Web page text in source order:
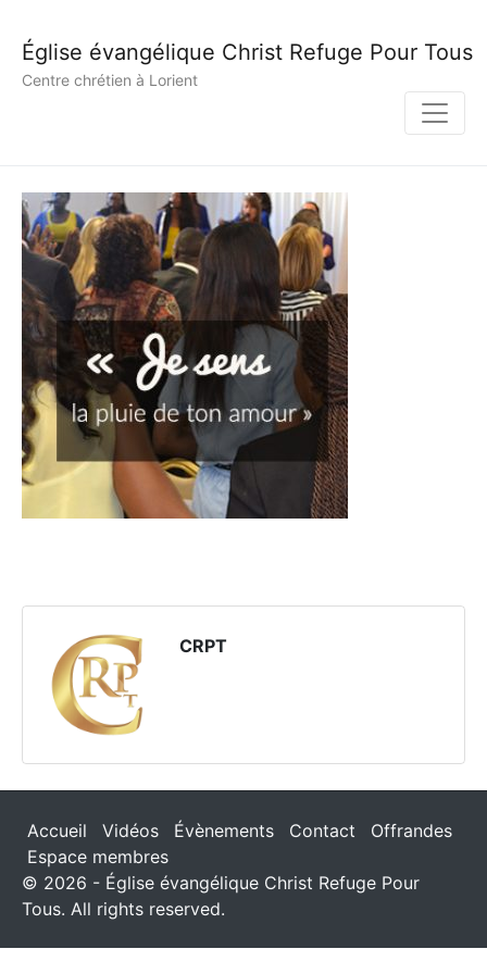
Église évangélique Christ Refuge Pour Tous
Centre chrétien à Lorient
CRPT
Accueil Vidéos Évènements Contact
Offrandes
Espace membres
© 2026 - Église évangélique Christ Refuge Pour
Tous. All rights reserved.